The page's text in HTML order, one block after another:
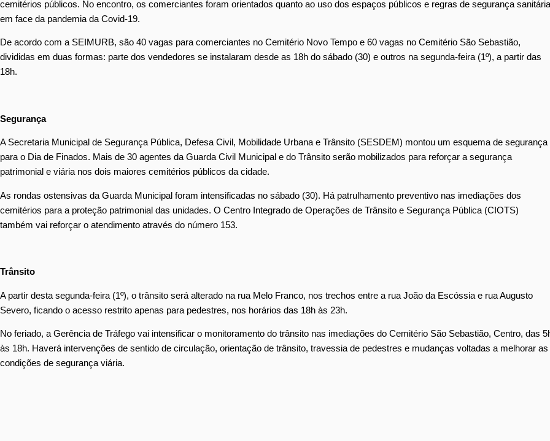
cemitérios públicos. No encontro, os comerciantes foram orientados quanto ao uso dos espaços públicos e regras de segurança sanitária
em face da pandemia da Covid-19.
De acordo com a SEIMURB, são 40 vagas para comerciantes no Cemitério Novo Tempo e 60 vagas no Cemitério São Sebastião,
divididas em duas formas: parte dos vendedores se instalaram desde as 18h do sábado (30) e outros na segunda-feira (1º), a partir das
18h.
Segurança
A Secretaria Municipal de Segurança Pública, Defesa Civil, Mobilidade Urbana e Trânsito (SESDEM) montou um esquema de segurança
para o Dia de Finados. Mais de 30 agentes da Guarda Civil Municipal e do Trânsito serão mobilizados para reforçar a segurança
patrimonial e viária nos dois maiores cemitérios públicos da cidade.
As rondas ostensivas da Guarda Municipal foram intensificadas no sábado (30). Há patrulhamento preventivo nas imediações dos
cemitérios para a proteção patrimonial das unidades. O Centro Integrado de Operações de Trânsito e Segurança Pública (CIOTS)
também vai reforçar o atendimento através do número 153.
Trânsito
A partir desta segunda-feira (1º), o trânsito será alterado na rua Melo Franco, nos trechos entre a rua João da Escóssia e rua Augusto
Severo, ficando o acesso restrito apenas para pedestres, nos horários das 18h às 23h.
No feriado, a Gerência de Tráfego vai intensificar o monitoramento do trânsito nas imediações do Cemitério São Sebastião, Centro, das
às 18h. Haverá intervenções de sentido de circulação, orientação de trânsito, travessia de pedestres e mudanças voltadas a melhorar as
condições de segurança viária.